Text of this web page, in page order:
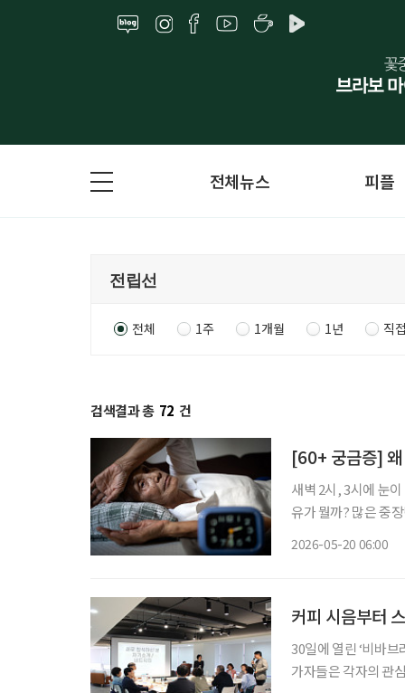
전체뉴스 피플
전체 1주 1개월 1년 직
검색결과 총 72 건
[60+ 궁금증]
새벽 2시, 3시에 눈
유가 뭘까? 많은 중장년이 이러한 변화를 ‘나이 탓’으로 여기고 대수롭지 않게 넘긴다. 그러나
2026-05-20 06:00
커피 시음부터
30일에 열린 ‘비바
가자들은 각자의 관